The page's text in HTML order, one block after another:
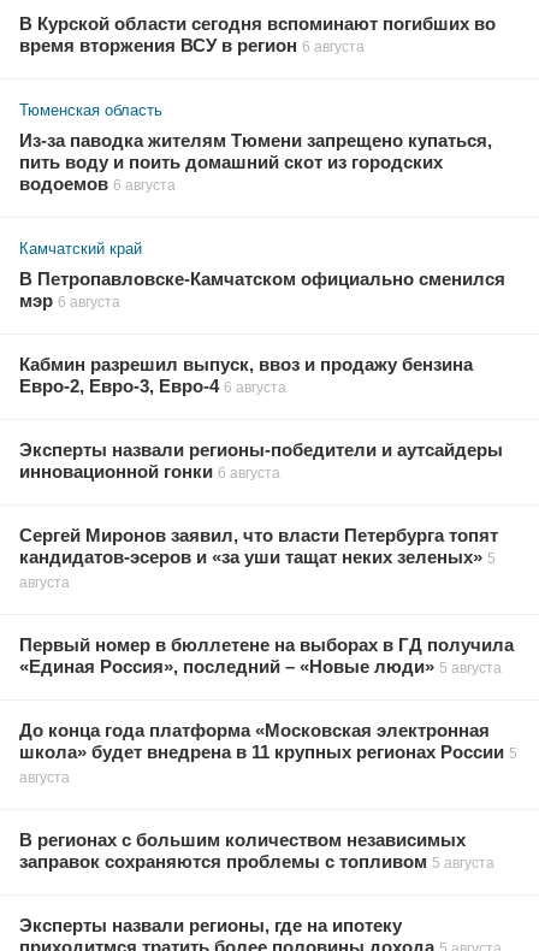
В Курской области сегодня вспоминают погибших во
время вторжения ВСУ в регион 6 августа
Тюменская область
Из-за паводка жителям Тюмени запрещено купаться,
пить воду и поить домашний скот из городских
водоемов 6 августа
Камчатский край
В Петропавловске-Камчатском официально сменился
мэр 6 августа
Кабмин разрешил выпуск, ввоз и продажу бензина
Евро-2, Евро-3, Евро-4 6 августа
Эксперты назвали регионы-победители и аутсайдеры
инновационной гонки 6 августа
Сергей Миронов заявил, что власти Петербурга топят
кандидатов-эсеров и «за уши тащат неких зеленых» 5
августа
Первый номер в бюллетене на выборах в ГД получила
«Единая Россия», последний – «Новые люди» 5 августа
До конца года платформа «Московская электронная
школа» будет внедрена в 11 крупных регионах России 5
августа
В регионах с большим количеством независимых
заправок сохраняются проблемы с топливом 5 августа
Эксперты назвали регионы, где на ипотеку